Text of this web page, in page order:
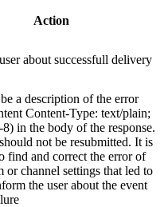
Action
about successfull delivery
a description of the error
Content-Type: text/plain;
in the body of the response.
not be resubmitted. It is
find and correct the error of
or channel settings that led to
the user about the event